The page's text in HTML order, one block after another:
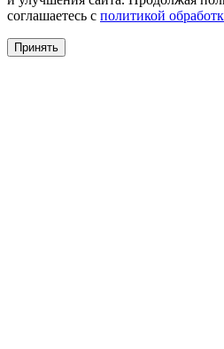
соглашаетесь с политикой
Принять